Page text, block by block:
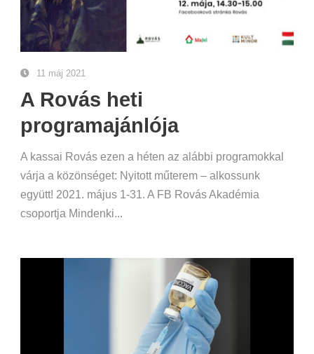
11 máj 2021
A Rovás heti
programajánlója
A kassai Rovás ezen a héten az alábbi programokkal
várja a közönséget: Nyitott műterem – alkossunk
együtt! 2021. május 1-31. A FB Rovás Akadémia
csoportja Mindenki...